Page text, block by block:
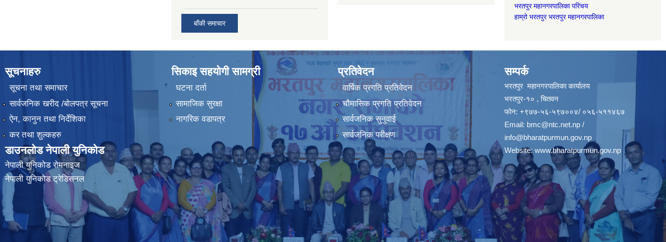
बाँकी समाचार
भरतपुर महानगरपालिका परिचय
हाम्रो भरतपुर भरतपुर महानगरपालिका
सूचनाहरु
सूचना तथा समाचार
सार्वजनिक खरीद /बोलपत्र सूचना
ऐन, कानुन तथा निर्देशिका
कर तथा शुल्कहरु
डाउनलोड नेपाली युनिकोड
नेपाली युनिकोड रोमनाइज
नेपाली युनिकोड ट्रेडिसनल
सिकाइ सहयोगी सामग्री
घटना दर्ता
सामाजिक सुरक्षा
नागरिक वडापत्र
प्रतिवेदन
वार्षिक प्रगति प्रतिवेदन
चौमासिक प्रगति प्रतिवेदन
सार्वजनिक सुनुवाई
सार्वजनिक परीक्षण
सम्पर्क
भरतपुर महानगरपालिका कार्यालय
भरतपुर-१० , चितवन
फोन: +९७७-५६-५९७००४/ ०५६-५११४६७
Email: bmc@ntc.net.np /
info@bharatpurmun.gov.np
Website: www.bharatpurmun.gov.np